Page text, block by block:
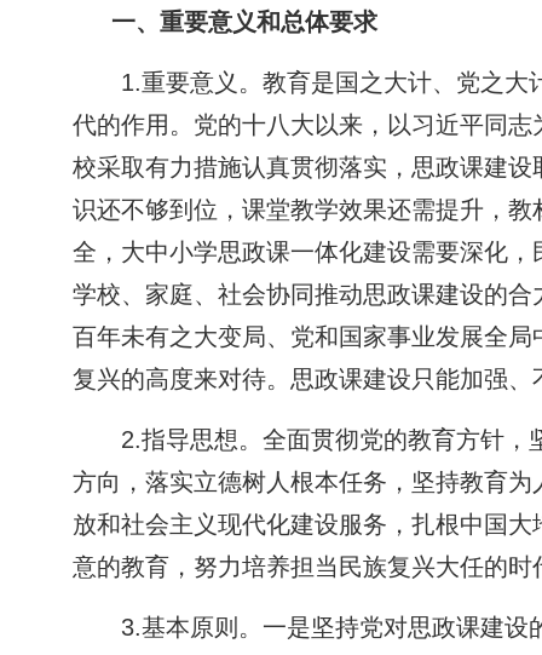
一、重要意义和总体要求
1.重要意义。教育是国之大计、党之
代的作用。党的十八大以来，以习近平同
校采取有力措施认真贯彻落实，思政课建
识还不够到位，课堂教学效果还需提升，
全，大中小学思政课一体化建设需要深化
学校、家庭、社会协同推动思政课建设的
百年未有之大变局、党和国家事业发展全
复兴的高度来对待。思政课建设只能加强
2.指导思想。全面贯彻党的教育方针
方向，落实立德树人根本任务，坚持教育
放和社会主义现代化建设服务，扎根中国
意的教育，努力培养担当民族复兴大任的
3.基本原则。一是坚持党对思政课建